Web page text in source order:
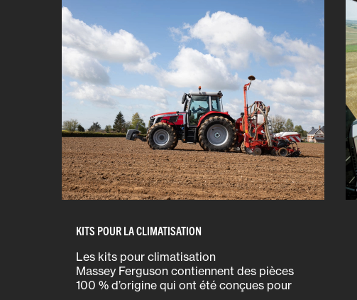
KITS POUR LA CLIMATISATION
Les kits pour climatisation
Massey Ferguson contiennent des pièces
100 % d’origine qui ont été conçues pour